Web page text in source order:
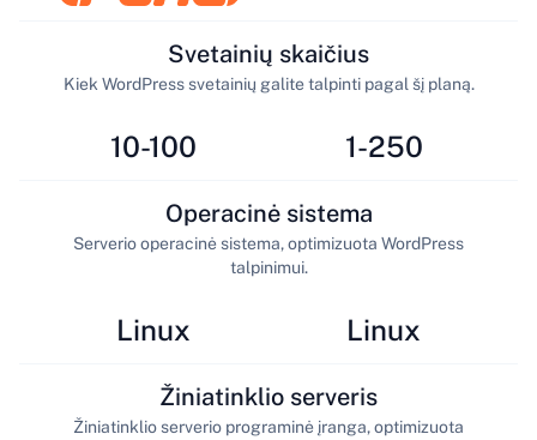
10-100
Svetainių skaičius
Kiek WordPress svetainių galite talpinti pagal šį planą.
1-250
Linux
Operacinė sistema
Serverio operacinė sistema, optimizuota WordPress
talpinimui.
Linux
Žiniatinklio serveris
Žiniatinklio serverio programinė įranga, optimizuota